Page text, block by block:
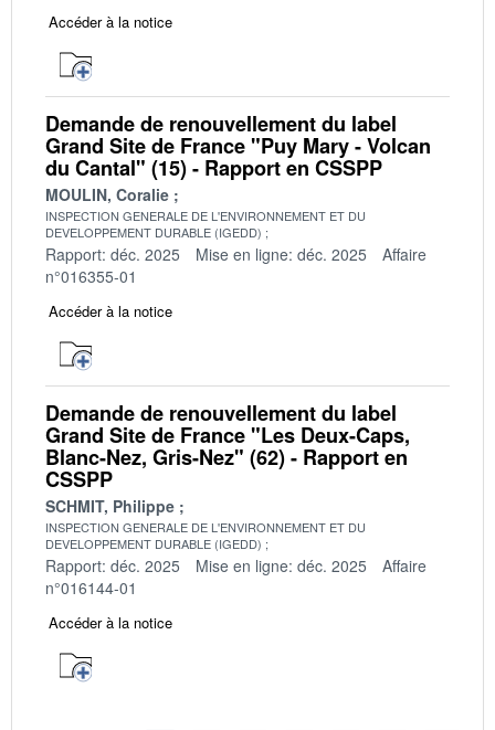
Accéder à la notice
Demande de renouvellement du label
Grand Site de France "Puy Mary - Volcan
du Cantal" (15) - Rapport en CSSPP
MOULIN, Coralie
INSPECTION GENERALE DE L'ENVIRONNEMENT ET DU
DEVELOPPEMENT DURABLE (IGEDD)
Rapport: déc. 2025 Mise en ligne: déc. 2025
Affaire
n°016355-01
Accéder à la notice
Demande de renouvellement du label
Grand Site de France "Les Deux-Caps,
Blanc-Nez, Gris-Nez" (62) - Rapport en
CSSPP
SCHMIT, Philippe
INSPECTION GENERALE DE L'ENVIRONNEMENT ET DU
DEVELOPPEMENT DURABLE (IGEDD)
Rapport: déc. 2025 Mise en ligne: déc. 2025
Affaire
n°016144-01
Accéder à la notice